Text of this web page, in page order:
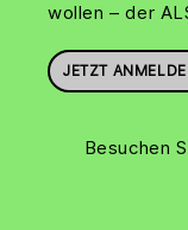
wollen – der
JETZT
Besuchen